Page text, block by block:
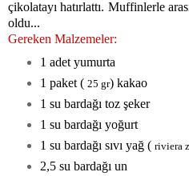
çikolatayı hatırlattı. Muffinlerle
oldu...
Gereken Malzemeler:
1 adet yumurta
1 paket ( 25 gr) kakao
1 su bardağı toz şeker
1 su bardağı yoğurt
1 su bardağı sıvı yağ ( riviera
2,5 su bardağı un